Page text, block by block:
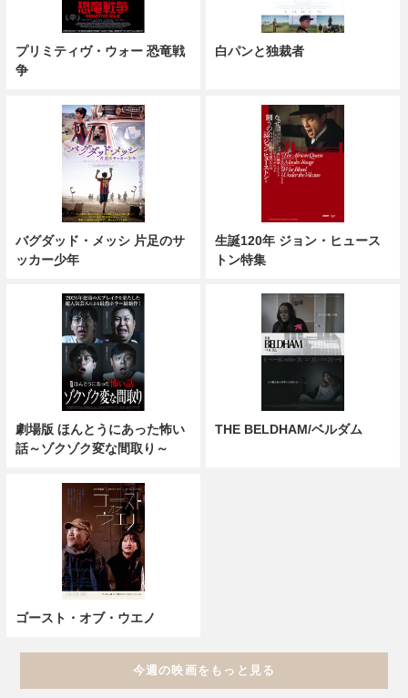
プリミティヴ・ウォー 恐竜戦
争
白パンと独裁者
バグダッド・メッシ 片足のサ
ッカー少年
生誕120年 ジョン・ヒュース
トン特集
劇場版 ほんとうにあった怖い
話～ゾクゾク変な間取り～
THE BELDHAM/ベルダム
ゴースト・オブ・ウエノ
今週の映画をもっと見る